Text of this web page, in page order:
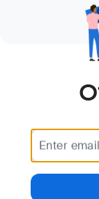
Enter